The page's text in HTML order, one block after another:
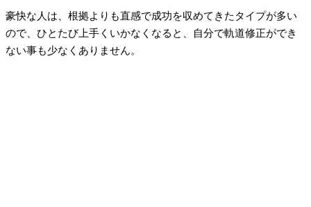
豪快な人は、根拠よりも直感で成功を収めてきたタイプが多い
ので、ひとたび上手くいかなくなると、自分で軌道修正ができ
ない事も少なくありません。